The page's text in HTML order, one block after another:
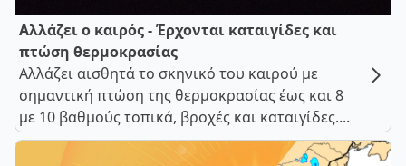
Αλλάζει ο καιρός - Έρχονται καταιγίδες και
πτώση θερμοκρασίας
Αλλάζει αισθητά το σκηνικό του καιρού με
σημαντική πτώση της θερμοκρασίας έως και 8
με 10 βαθμούς τοπικά, βροχές και καταιγίδες....